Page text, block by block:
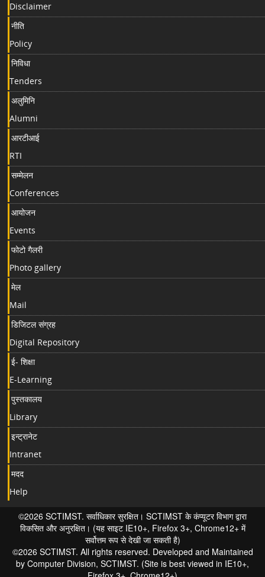
Disclaimer
नीति
Policy
निविधा
Tenders
अलुमिनि
Alumni
आरटीआई
RTI
सम्मेलन
Conferences
आयोजन
Events
फोटो गैलरी
Photo gallery
मेल
Mail
डिजिटल संग्रह
Digital Repository
ई- शिक्षा
E-Learning
पुस्तकालय
Library
इन्ट्रानेट
Intranet
मदद
Help
©2026 SCTIMST. सर्वाधिकार सुरक्षित। SCTIMST के कंप्यूटर विभाग द्वारा
विकसित और अनुरक्षित। (यह साइट IE10+, Firefox 3+, Chrome12+ में
सर्वोत्तम रूप से देखी जा सकती है)
©2026 SCTIMST. All rights reserved. Developed and Maintained
by Computer Division, SCTIMST. (Site is best viewed in IE10+,